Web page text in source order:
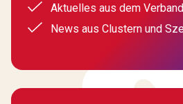
Aktuelles aus dem Verband
News aus Clustern und